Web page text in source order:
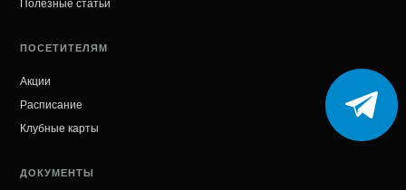
Полезные статьи
ПОСЕТИТЕЛЯМ
Акции
Расписание
Клубные карты
ДОКУМЕНТЫ